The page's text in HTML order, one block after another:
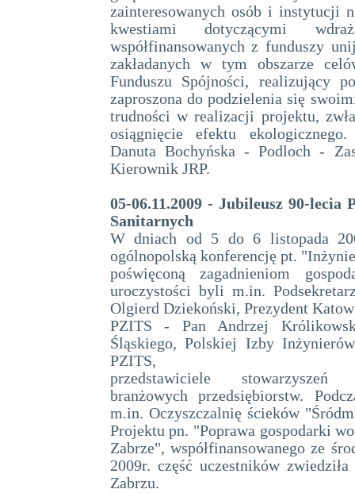
zainteresowanych osób i instytucji
kwestiami dotyczącymi
współfinansowanych z funduszy
zakładanych w tym obszarze
Funduszu Spójności, realizujący
zaproszona do podzielenia się
trudności w realizacji projektu,
osiągnięcie efektu ekologicznego.
Danuta Bochyńska - Podloch -
Kierownik JRP.
05-06.11.2009 - Jubileusz 90-lecia
Sanitarnych
W dniach od 5 do 6 listopada
ogólnopolską konferencję pt.
poświęconą zagadnieniom
uroczystości byli m.in.
Olgierd Dziekoński, Prezydent
PZITS - Pan Andrzej
Śląskiego, Polskiej Izby
PZITS,
przedstawiciele stowarzyszeń
branżowych przedsiębiorstw.
m.in. Oczyszczalnię ścieków
Projektu pn. "Poprawa gospodarki
Zabrze", współfinansowanego ze
2009r. część uczestników
Zabrzu.